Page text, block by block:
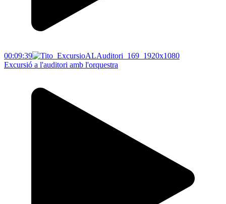
00:09:39
Excursió a l'auditori amb l'orquestra